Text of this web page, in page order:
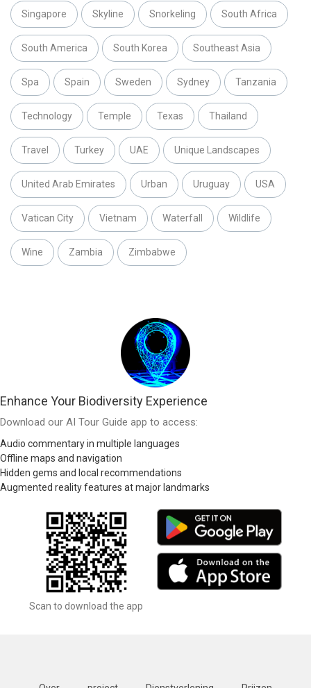
Singapore Skyline Snorkeling South Africa
South America South Korea Southeast Asia
Spa Spain Sweden Sydney Tanzania
Technology Temple Texas Thailand
Travel Turkey UAE Unique Landscapes
United Arab Emirates Urban Uruguay USA
Vatican City Vietnam Waterfall Wildlife
Wine Zambia Zimbabwe
Enhance Your Biodiversity Experience
Download our AI Tour Guide app to access:
Audio commentary in multiple languages
Offline maps and navigation
Hidden gems and local recommendations
Augmented reality features at major landmarks
Scan to download the app